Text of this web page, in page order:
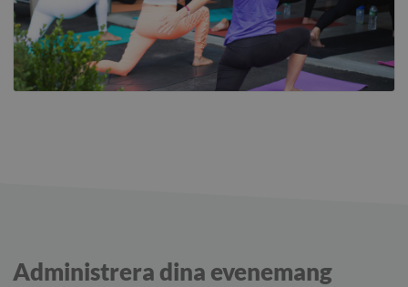
Administrera dina evenemang